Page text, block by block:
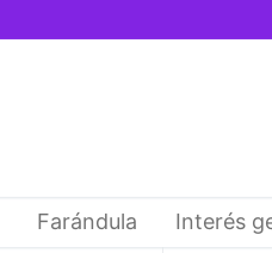
Farándula Interés